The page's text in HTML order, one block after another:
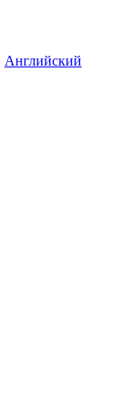
Английский